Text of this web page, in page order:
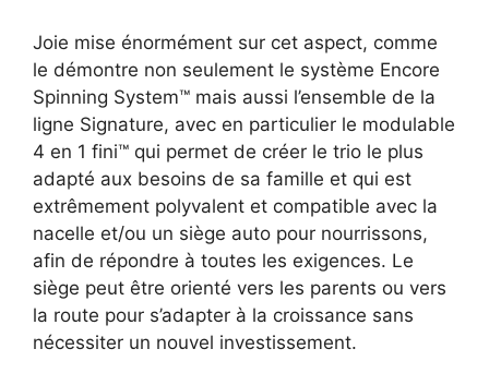
Joie mise énormément sur cet aspect, comme
le démontre non seulement le système Encore
Spinning System™ mais aussi l’ensemble de la
ligne Signature, avec en particulier le modulable
4 en 1 fini™ qui permet de créer le trio le plus
adapté aux besoins de sa famille et qui est
extrêmement polyvalent et compatible avec la
nacelle et/ou un siège auto pour nourrissons,
afin de répondre à toutes les exigences. Le
siège peut être orienté vers les parents ou vers
la route pour s’adapter à la croissance sans
nécessiter un nouvel investissement.